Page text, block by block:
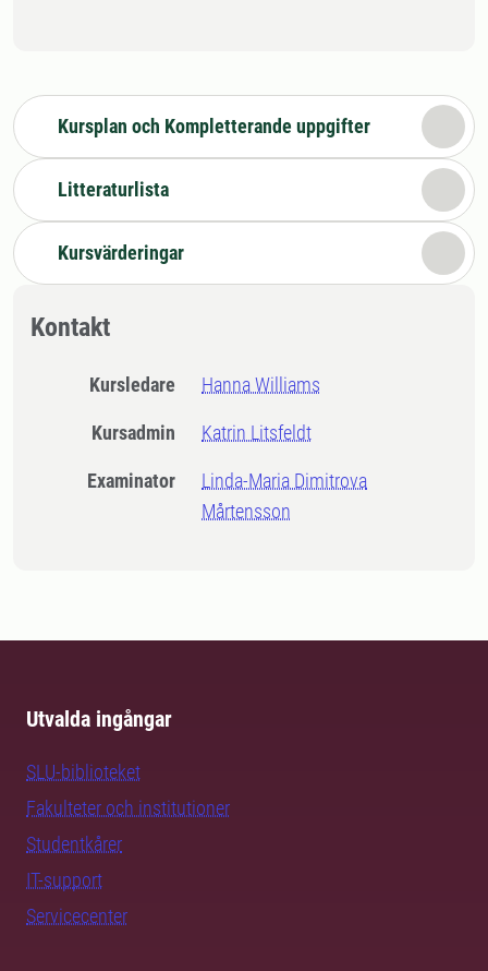
Kursplan och Kompletterande uppgifter
Litteraturlista
Kursvärderingar
Kontakt
Kursledare Hanna Williams
Kursadmin Katrin Litsfeldt
Examinator
Linda-Maria Dimitrova
Mårtensson
Utvalda ingångar
SLU-biblioteket
Fakulteter och institutioner
Studentkårer
IT-support
Servicecenter